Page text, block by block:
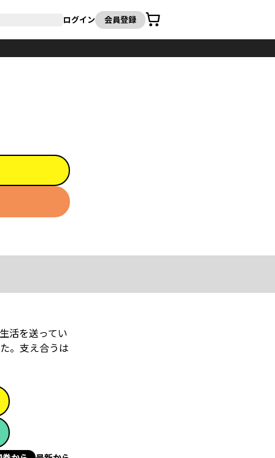
ログイン 会員登録
カート
活を送ってい
。支え合うは